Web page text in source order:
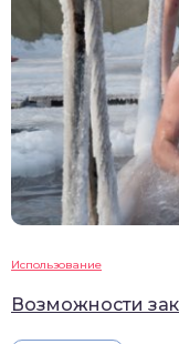
Использование
Возможности